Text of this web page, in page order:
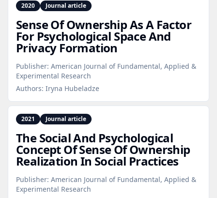
2020 Journal article
Sense Of Ownership As A Factor
For Psychological Space And
Privacy Formation
Publisher: American Journal of Fundamental, Applied &
Experimental Research
Authors: Iryna Hubeladze
2021 Journal article
The Social And Psychological
Concept Of Sense Of Ownership
Realization In Social Practices
Publisher: American Journal of Fundamental, Applied &
Experimental Research